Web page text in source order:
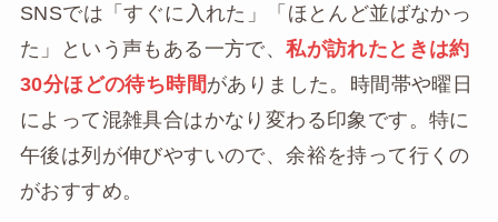
SNSでは「すぐに入れた」「ほとんど並ばなかっ
た」という声もある一方で、私が訪れたときは約
30分ほどの待ち時間がありました。時間帯や曜日
によって混雑具合はかなり変わる印象です。特に
午後は列が伸びやすいので、余裕を持って行くの
がおすすめ。